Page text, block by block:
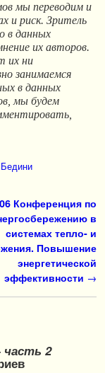
мы переводим и
и риск. Зритель
в данных
их авторов.
их ни
занимаемся
в данных
мы будем
Бедини
Конференция по
в
системах тепло- и
Повышение
энергетической
эффективности →
часть 2